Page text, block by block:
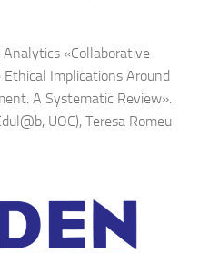
«Collaborative
Implications Around
A Systematic Review».
UOC), Teresa Romeu